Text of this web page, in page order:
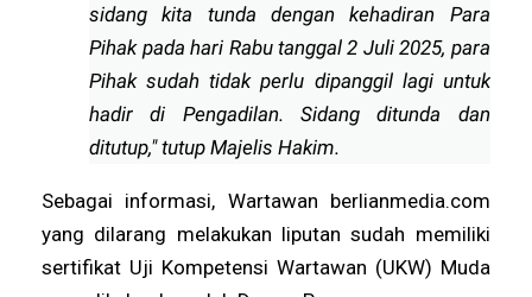
sidang kita tunda dengan kehadiran Para
Pihak pada hari Rabu tanggal 2 Juli 2025, para
Pihak sudah tidak perlu dipanggil lagi untuk
hadir di Pengadilan. Sidang ditunda dan
ditutup," tutup Majelis Hakim.
Sebagai informasi, Wartawan berlianmedia.com
yang dilarang melakukan liputan sudah memiliki
sertifikat Uji Kompetensi Wartawan (UKW) Muda